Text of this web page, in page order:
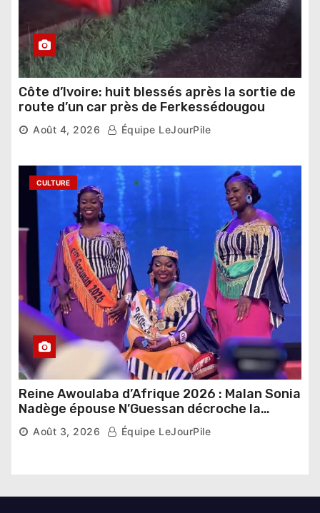
Côte d’Ivoire: huit blessés après la sortie de
route d’un car près de Ferkessédougou
Août 4, 2026 Équipe LeJourPile
CULTURE
Reine Awoulaba d’Afrique 2026 : Malan Sonia
Nadège épouse N’Guessan décroche la
couronne
Août 3, 2026 Équipe LeJourPile